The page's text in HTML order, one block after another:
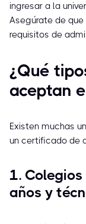
ingresar a la
Asegúrate de
requisitos de
¿Qué
aceptan
Existen muchas
un certificado de
1.
años y